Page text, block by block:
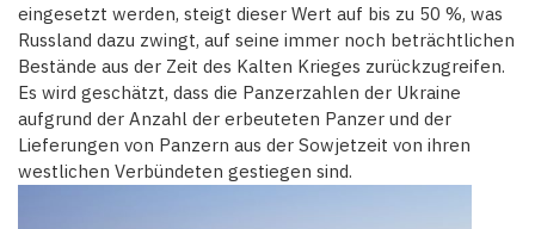
eingesetzt werden, steigt dieser Wert auf bis zu 50 %, was
Russland dazu zwingt, auf seine immer noch beträchtlichen
Bestände aus der Zeit des Kalten Krieges zurückzugreifen.
Es wird geschätzt, dass die Panzerzahlen der Ukraine
aufgrund der Anzahl der erbeuteten Panzer und der
Lieferungen von Panzern aus der Sowjetzeit von ihren
westlichen Verbündeten gestiegen sind.